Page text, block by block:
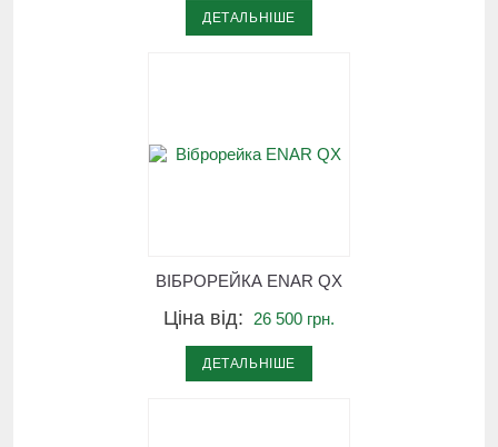
ДЕТАЛЬНІШЕ
ВІБРОРЕЙКА ENAR QX
Ціна від: 26 500 грн.
ДЕТАЛЬНІШЕ